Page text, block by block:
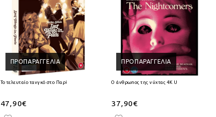
ΠΡΟΠΑΡΑΓΓΕΛΊΑ
Το τελευταίο τανγκό στο Παρίσι 4K Ultra HD + Blu-Ray
47,90€
ΠΡΟΠΑΡΑΓΓΕΛΊΑ
Ο άνθρωπος της νύχτας 4K Ultra HD
37,90€